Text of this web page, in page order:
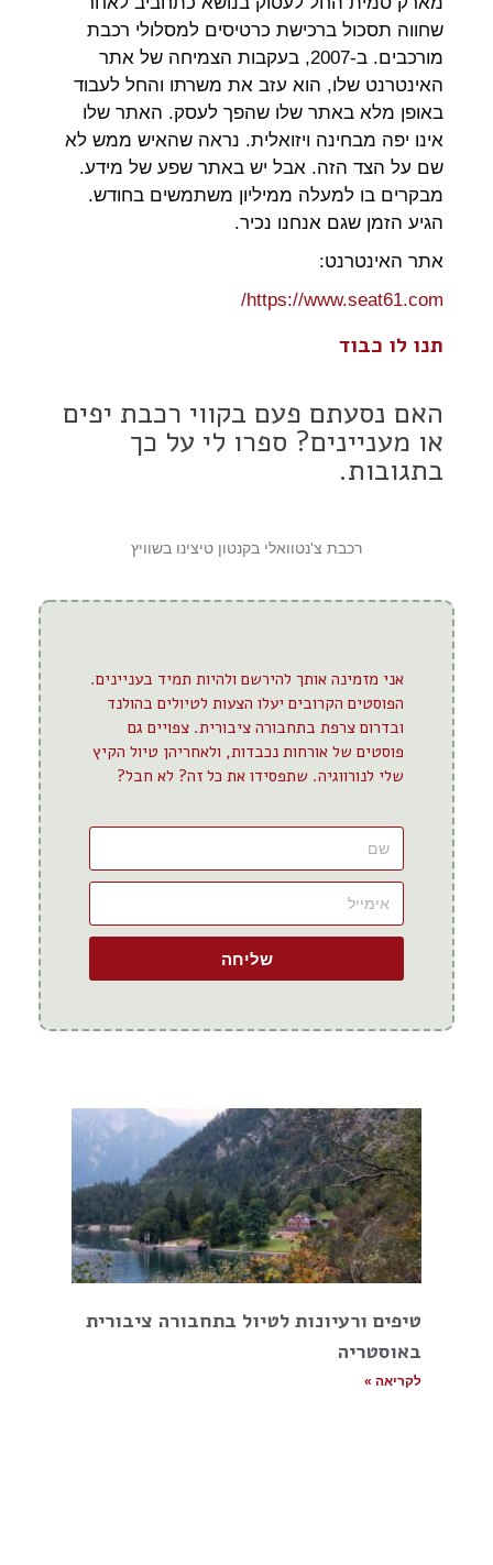
שחווה תסכול ברכישת כרטיסים למסלולי רכבת
מורכבים. ב-2007, בעקבות הצמיחה של אתר
האינטרנט שלו, הוא עזב את משרתו והחל לעבוד
באופן מלא באתר שלו שהפך לעסק. האתר שלו
אינו יפה מבחינה ויזואלית. נראה שהאיש ממש לא
שם על הצד הזה. אבל יש באתר שפע של מידע.
מבקרים בו למעלה ממיליון משתמשים בחודש.
הגיע הזמן שגם אנחנו נכיר.
אתר האינטרנט:
https://www.seat61.com/
תנו לו כבוד
האם נסעתם פעם בקווי רכבת יפים
או מעניינים? ספרו לי על כך
בתגובות.
רכבת צ'נטוואלי בקנטון טיצינו בשוויץ
אני מזמינה אותך להירשם ולהיות תמיד בעניינים.
הפוסטים הקרובים יעלו הצעות לטיולים בהולנד
ובדרום צרפת בתחבורה ציבורית. צפויים גם
פוסטים של אורחות נכבדות, ולאחריהן טיול הקיץ
שלי לנורווגיה. שתפסידו את כל זה? לא חבל?
שליחה
טיפים ורעיונות לטיול בתחבורה ציבורית
באוסטריה
לקריאה »